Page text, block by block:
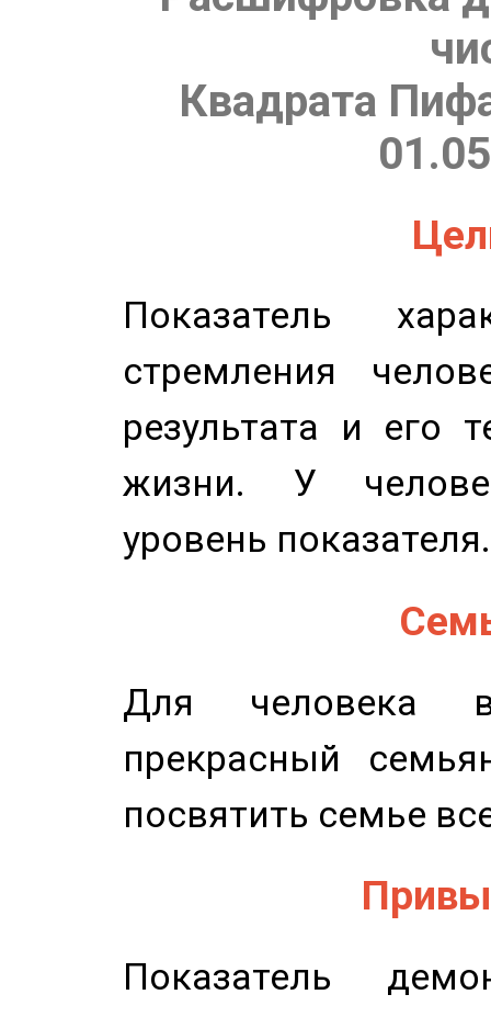
Квадрата
Показатель
стремления
результата и его
жизни. У
уровень показателя.
Для человека
прекрасный
посвятить семье
Показатель